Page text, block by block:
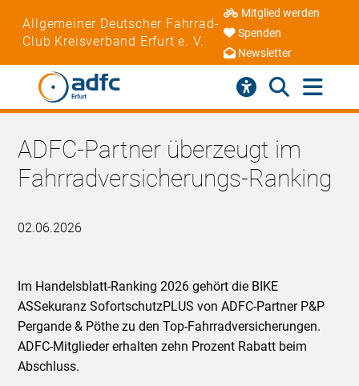
Allgemeiner Deutscher Fahrrad-
Club Kreisverband Erfurt e. V.
Mitglied werden
Spenden
Newsletter
ADFC-Partner überzeugt im
Fahrradversicherungs-Ranking
02.06.2026
Im Handelsblatt-Ranking 2026 gehört die BIKE
ASSekuranz SofortschutzPLUS von ADFC-Partner P&P
Pergande & Pöthe zu den Top-Fahrradversicherungen.
ADFC-Mitglieder erhalten zehn Prozent Rabatt beim
Abschluss.